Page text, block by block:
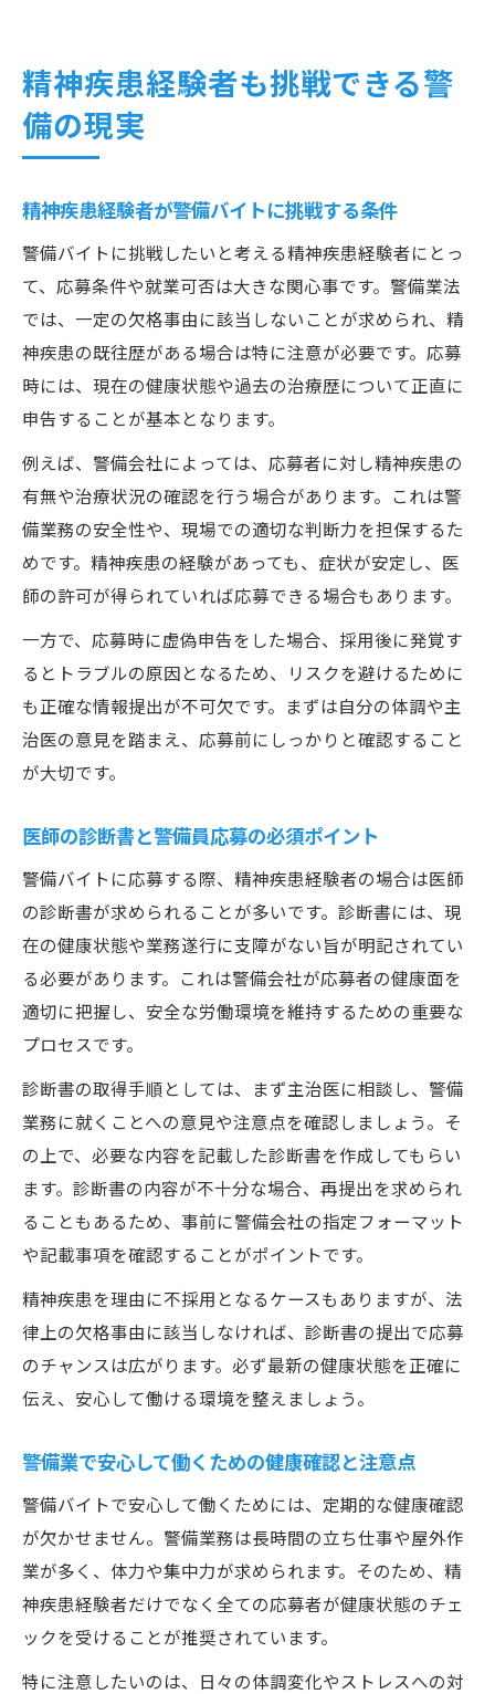
精神疾患経験者も挑戦できる警
備の現実
精神疾患経験者が警備バイトに挑戦する条件
警備バイトに挑戦したいと考える精神疾患経験者にとっ
て、応募条件や就業可否は大きな関心事です。警備業法
では、一定の欠格事由に該当しないことが求められ、精
神疾患の既往歴がある場合は特に注意が必要です。応募
時には、現在の健康状態や過去の治療歴について正直に
申告することが基本となります。
例えば、警備会社によっては、応募者に対し精神疾患の
有無や治療状況の確認を行う場合があります。これは警
備業務の安全性や、現場での適切な判断力を担保するた
めです。精神疾患の経験があっても、症状が安定し、医
師の許可が得られていれば応募できる場合もあります。
一方で、応募時に虚偽申告をした場合、採用後に発覚す
るとトラブルの原因となるため、リスクを避けるために
も正確な情報提出が不可欠です。まずは自分の体調や主
治医の意見を踏まえ、応募前にしっかりと確認すること
が大切です。
医師の診断書と警備員応募の必須ポイント
警備バイトに応募する際、精神疾患経験者の場合は医師
の診断書が求められることが多いです。診断書には、現
在の健康状態や業務遂行に支障がない旨が明記されてい
る必要があります。これは警備会社が応募者の健康面を
適切に把握し、安全な労働環境を維持するための重要な
プロセスです。
診断書の取得手順としては、まず主治医に相談し、警備
業務に就くことへの意見や注意点を確認しましょう。そ
の上で、必要な内容を記載した診断書を作成してもらい
ます。診断書の内容が不十分な場合、再提出を求められ
ることもあるため、事前に警備会社の指定フォーマット
や記載事項を確認することがポイントです。
精神疾患を理由に不採用となるケースもありますが、法
律上の欠格事由に該当しなければ、診断書の提出で応募
のチャンスは広がります。必ず最新の健康状態を正確に
伝え、安心して働ける環境を整えましょう。
警備業で安心して働くための健康確認と注意点
警備バイトで安心して働くためには、定期的な健康確認
が欠かせません。警備業務は長時間の立ち仕事や屋外作
業が多く、体力や集中力が求められます。そのため、精
神疾患経験者だけでなく全ての応募者が健康状態のチェ
ックを受けることが推奨されています。
特に注意したいのは、日々の体調変化やストレスへの対